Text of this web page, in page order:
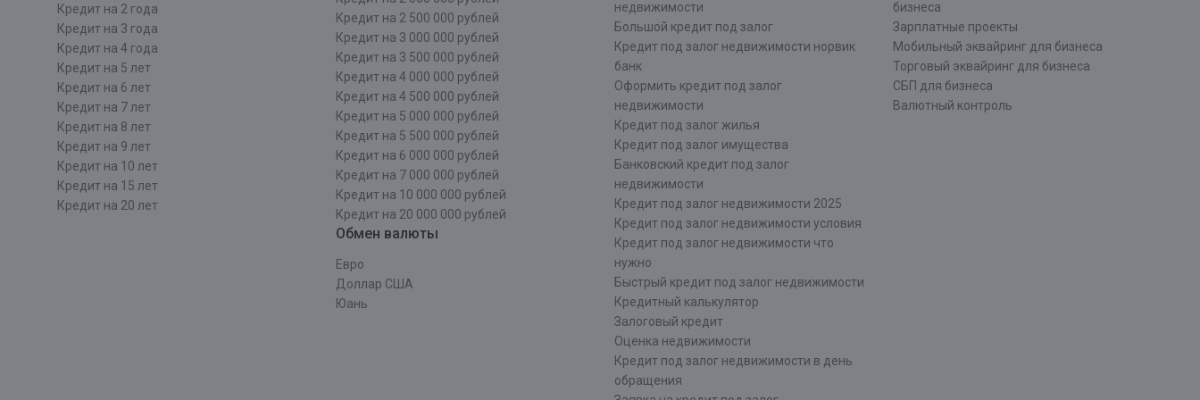
Кредит на 2 года
Кредит на 3 года
Кредит на 4 года
Кредит на 5 лет
Кредит на 6 лет
Кредит на 7 лет
Кредит на 8 лет
Кредит на 9 лет
Кредит на 10 лет
Кредит на 15 лет
Кредит на 20 лет
Кредит на 2 500 000 рублей
Кредит на 3 000 000 рублей
Кредит на 3 500 000 рублей
Кредит на 4 000 000 рублей
Кредит на 4 500 000 рублей
Кредит на 5 000 000 рублей
Кредит на 5 500 000 рублей
Кредит на 6 000 000 рублей
Кредит на 7 000 000 рублей
Кредит на 10 000 000 рублей
Кредит на 20 000 000 рублей
Обмен валюты
Евро
Доллар США
Юань
недвижимости
Большой кредит под залог
Кредит под залог недвижимости норвик
банк
Оформить кредит под залог
недвижимости
Кредит под залог жилья
Кредит под залог имущества
Банковский кредит под залог
недвижимости
Кредит под залог недвижимости 2025
Кредит под залог недвижимости условия
Кредит под залог недвижимости что
нужно
Быстрый кредит под залог недвижимости
Кредитный калькулятор
Залоговый кредит
Оценка недвижимости
Кредит под залог недвижимости в день
обращения
бизнеса
Зарплатные проекты
Мобильный эквайринг для бизнеса
Торговый эквайринг для бизнеса
СБП для бизнеса
Валютный контроль